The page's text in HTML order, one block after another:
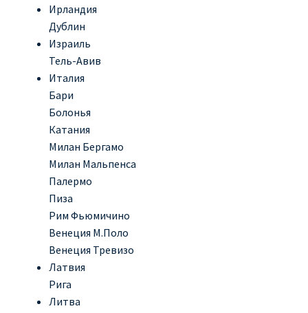
ДЕШЕВЫЕ АВИАБИЛЕТЫ В ВЕНУ
ДЕШЕВЫЕ АВИАБИЛЕТЫ В ЛОНДОН
ДЕШЕВЫЕ АВИАБИЛЕТЫ В МИЛАН
ДЕШЕВЫЕ АВИАБИЛЕТЫ В ПАРИЖ
ДЕШЕВЫЕ АВИАБИЛЕТЫ НА КИПР
ИНФОРМАЦИЯ ДЛЯ ПАССАЖИРОВ
ВЫБОР И БРОНИРОВАНИЯ МЕСТ В RYANAIR
ЗАДЕРЖКА, ОТМЕНА, ПЕРЕНОС РЕЙСОВ RYANAIR
ИЗМЕНЕНИЕ БРОНИРОВАНИЯ
Ирландия
Дублин
Израиль
Тель-Авив
Италия
Бари
Болонья
Катания
Милан Бергамо
Милан Мальпенса
Палермо
Пиза
Рим Фьюмичино
Венеция М.Поло
Венеция Тревизо
Латвия
Рига
Литва